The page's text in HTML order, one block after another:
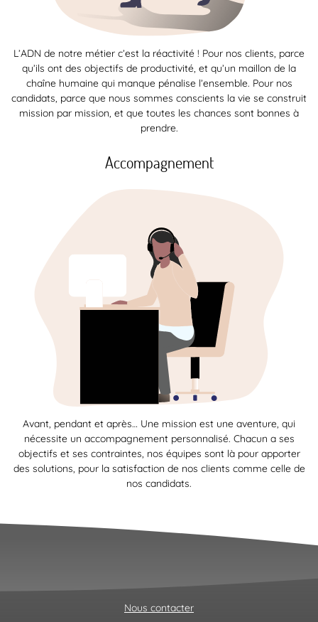
L’ADN de notre métier c’est la réactivité ! Pour nos clients, parce
qu’ils ont des objectifs de productivité, et qu’un maillon de la
chaîne humaine qui manque pénalise l’ensemble. Pour nos
candidats, parce que nous sommes conscients la vie se construit
mission par mission, et que toutes les chances sont bonnes à
prendre.
Accompagnement
Avant, pendant et après… Une mission est une aventure, qui
nécessite un accompagnement personnalisé. Chacun a ses
objectifs et ses contraintes, nos équipes sont là pour apporter
des solutions, pour la satisfaction de nos clients comme celle de
nos candidats.
Nous contacter